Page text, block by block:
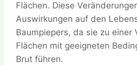
Flächen. Diese
Auswirkungen auf den
Baumpiepers, da sie zu einer
Flächen mit geeigneten
Brut führen.